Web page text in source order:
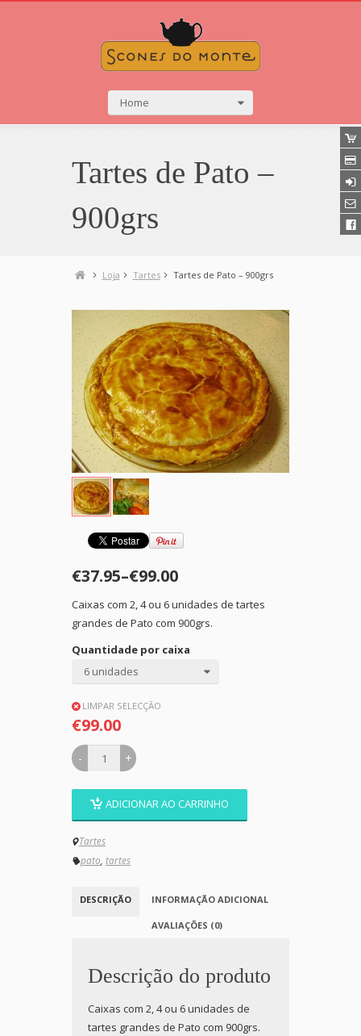
Home
Tartes de Pato –
900grs
Loja Tartes Tartes de Pato – 900grs
€37.95–€99.00
Caixas com 2, 4 ou 6 unidades de tartes
grandes de Pato com 900grs.
Quantidade por caixa
6 unidades
LIMPAR SELECÇÃO
€99.00
ADICIONAR AO CARRINHO
Tartes
pato tartes
DESCRIÇÃO INFORMAÇÃO ADICIONAL
AVALIAÇÕES (0)
Descrição do produto
Caixas com 2, 4 ou 6 unidades de
tartes grandes de Pato com 900grs.